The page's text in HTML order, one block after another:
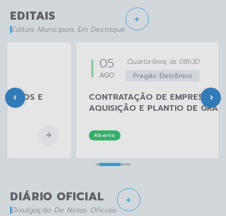
EDITAIS
Editais Municipais Em Destaque
Pregão Eletrônico
CONTRATAÇÃO DE EMPRESA PARA
AQUISIÇÃO E PLANTIO DE GRAMA
Aberto
Quarta-feira 08h30
DIÁRIO OFICIAL
Divulgação De Notas Oficiais